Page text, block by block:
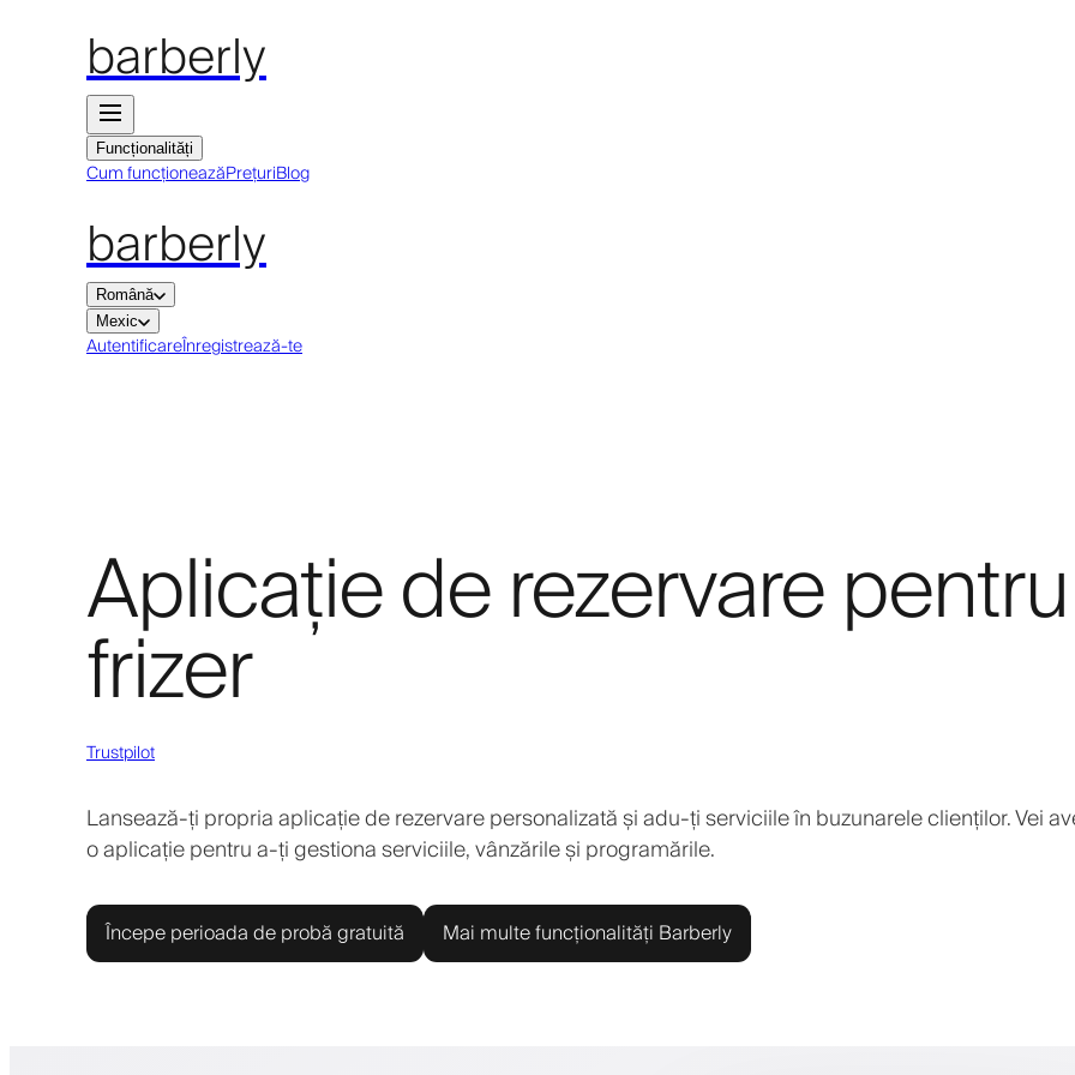
barberly
Funcționalități
Cum funcționeazăPrețuriBlog
barberly
Română
Mexic
AutentificareÎnregistrează-te
Aplicație de rezervare pentru
frizer
Trustpilot
Lansează-ți propria aplicație de rezervare personalizată și adu-ți serviciile în buzunarele clienților. Vei
o aplicație pentru a-ți gestiona serviciile, vânzările și programările.
Începe perioada de probă gratuită Mai multe funcționalități Barberly